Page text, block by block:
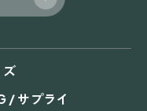
ズ
/ サプライ